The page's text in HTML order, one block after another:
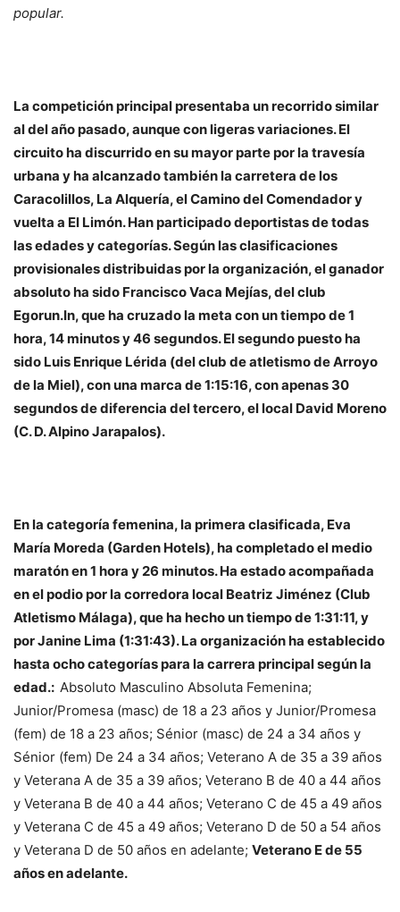
popular.
La competición principal presentaba un recorrido similar
al del año pasado, aunque con ligeras variaciones. El
circuito ha discurrido en su mayor parte por la travesía
urbana y ha alcanzado también la carretera de los
Caracolillos, La Alquería, el Camino del Comendador y
vuelta a El Limón. Han participado deportistas de todas
las edades y categorías. Según las clasificaciones
provisionales distribuidas por la organización, el ganador
absoluto ha sido Francisco Vaca Mejías, del club
Egorun.In, que ha cruzado la meta con un tiempo de 1
hora, 14 minutos y 46 segundos. El segundo puesto ha
sido Luis Enrique Lérida (del club de atletismo de Arroyo
de la Miel), con una marca de 1:15:16, con apenas 30
segundos de diferencia del tercero, el local David Moreno
(C. D. Alpino Jarapalos).
En la categoría femenina, la primera clasificada, Eva
María Moreda (Garden Hotels), ha completado el medio
maratón en 1 hora y 26 minutos. Ha estado acompañada
en el podio por la corredora local Beatriz Jiménez (Club
Atletismo Málaga), que ha hecho un tiempo de 1:31:11, y
por Janine Lima (1:31:43). La organización ha establecido
hasta ocho categorías para la carrera principal según la
edad.: Absoluto Masculino Absoluta Femenina;
Junior/Promesa (masc) de 18 a 23 años y Junior/Promesa
(fem) de 18 a 23 años; Sénior (masc) de 24 a 34 años y
Sénior (fem) De 24 a 34 años; Veterano A de 35 a 39 años
y Veterana A de 35 a 39 años; Veterano B de 40 a 44 años
y Veterana B de 40 a 44 años; Veterano C de 45 a 49 años
y Veterana C de 45 a 49 años; Veterano D de 50 a 54 años
y Veterana D de 50 años en adelante; Veterano E de 55
años en adelante.